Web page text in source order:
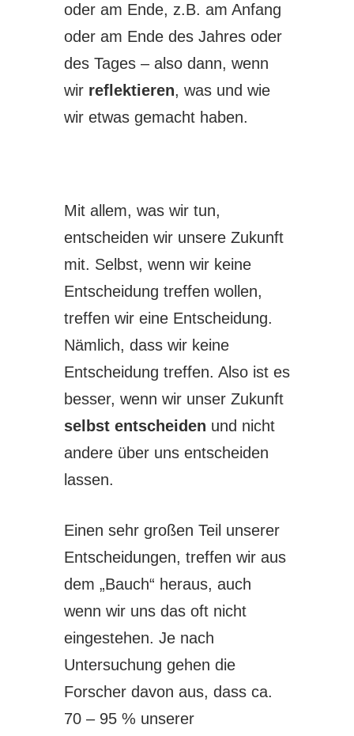
oder am Ende, z.B. am Anfang
oder am Ende des Jahres oder
des Tages – also dann, wenn
wir reflektieren, was und wie
wir etwas gemacht haben.
Mit allem, was wir tun,
entscheiden wir unsere Zukunft
mit. Selbst, wenn wir keine
Entscheidung treffen wollen,
treffen wir eine Entscheidung.
Nämlich, dass wir keine
Entscheidung treffen. Also ist es
besser, wenn wir unser Zukunft
selbst entscheiden und nicht
andere über uns entscheiden
lassen.
Einen sehr großen Teil unserer
Entscheidungen, treffen wir aus
dem „Bauch“ heraus, auch
wenn wir uns das oft nicht
eingestehen. Je nach
Untersuchung gehen die
Forscher davon aus, dass ca.
70 – 95 % unserer